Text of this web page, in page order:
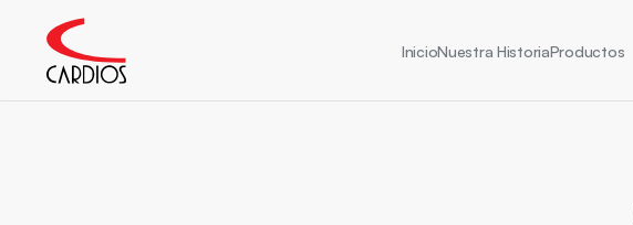
InicioNuestra HistoriaProductos